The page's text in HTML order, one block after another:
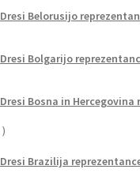
Dresi Belorusijo
Dresi Bolgarijo
Dresi Bosna in Hercegovina
20
Dresi Brazilija